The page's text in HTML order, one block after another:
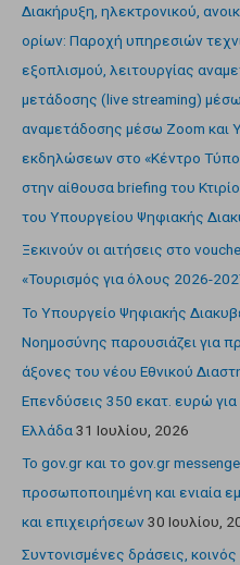
Διακήρυξη, ηλεκτρονικού,
ορίων: Παροχή υπηρεσιών
εξοπλισμού, λειτουργίας
μετάδοσης (live streaming)
αναμετάδοσης μέσω Zoom και
εκδηλώσεων στο «Κέντρο
στην αίθουσα briefing του
του Υπουργείου Ψηφιακής
Ξεκινούν οι αιτήσεις στο
«Τουρισμός για όλους 2026-
Το Υπουργείο Ψηφιακής
Νοημοσύνης παρουσιάζει για
άξονες του νέου Εθνικού
Επενδύσεις 350 εκατ. ευρώ για
Ελλάδα 31 Ιουλίου, 2026
Το gov.gr και το gov.gr
προσωποποιημένη και ενιαία
και επιχειρήσεων30 Ιουλίου,
Συντονισμένες δράσεις,